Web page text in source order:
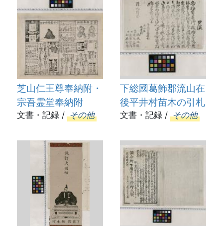
芝山仁王尊奉納附・
宗吾霊堂奉納附
文書・記録 / その他
下総國葛飾郡流山在
後平井村苗木の引札
文書・記録 / その他